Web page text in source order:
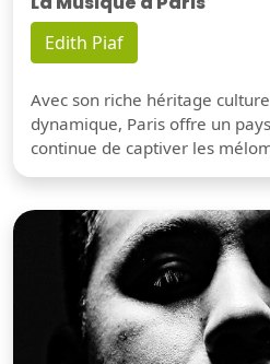
Edith Piaf
Avec son riche héritage
dynamique, Paris offre un
continue de captiver les